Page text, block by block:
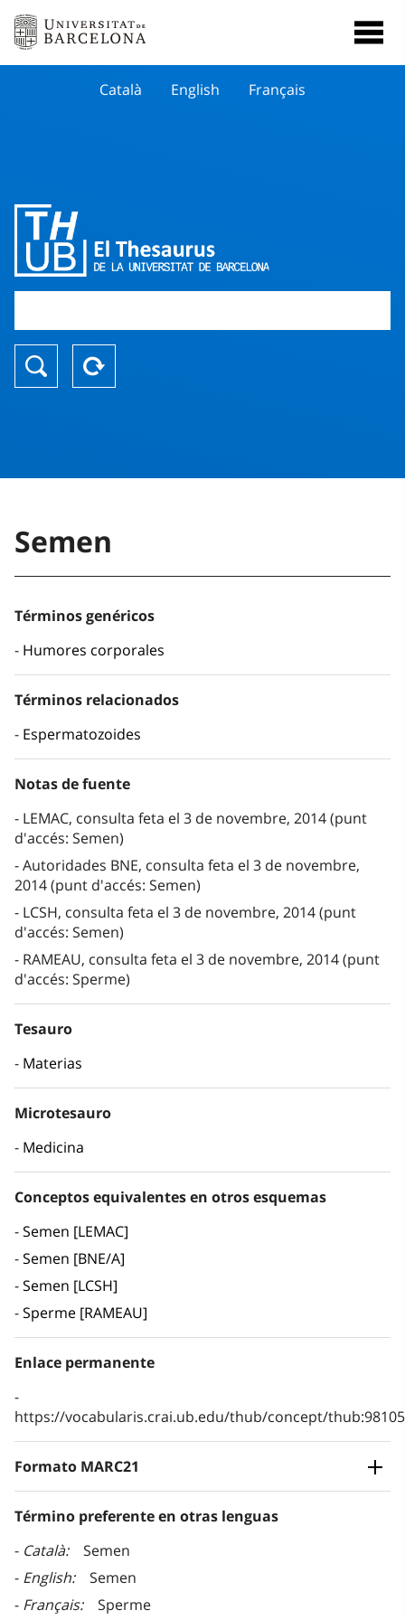
Català English Français
Semen
Términos genéricos
Humores corporales
Términos relacionados
Espermatozoides
Notas de fuente
LEMAC, consulta feta el 3 de novembre, 2014 (punt
d'accés: Semen)
Autoridades BNE, consulta feta el 3 de novembre,
2014 (punt d'accés: Semen)
LCSH, consulta feta el 3 de novembre, 2014 (punt
d'accés: Semen)
RAMEAU, consulta feta el 3 de novembre, 2014 (punt
d'accés: Sperme)
Tesauro
Materias
Microtesauro
Medicina
Conceptos equivalentes en otros esquemas
Semen [LEMAC]
Semen [BNE/A]
Semen [LCSH]
Sperme [RAMEAU]
Enlace permanente
https://vocabularis.crai.ub.edu/thub/concept/
Formato MARC21
Término preferente en otras lenguas
Català
Semen
English
Semen
Français
Sperme